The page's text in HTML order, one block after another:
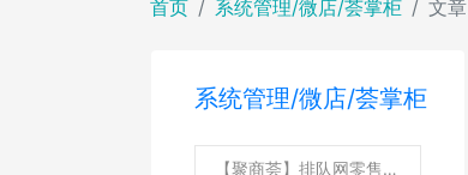
首页 系统管理/微店/荟掌柜 文章
系统管理/微店/荟掌柜
【聚商荟】排队网零售助手小程序支付appid，如何配置？